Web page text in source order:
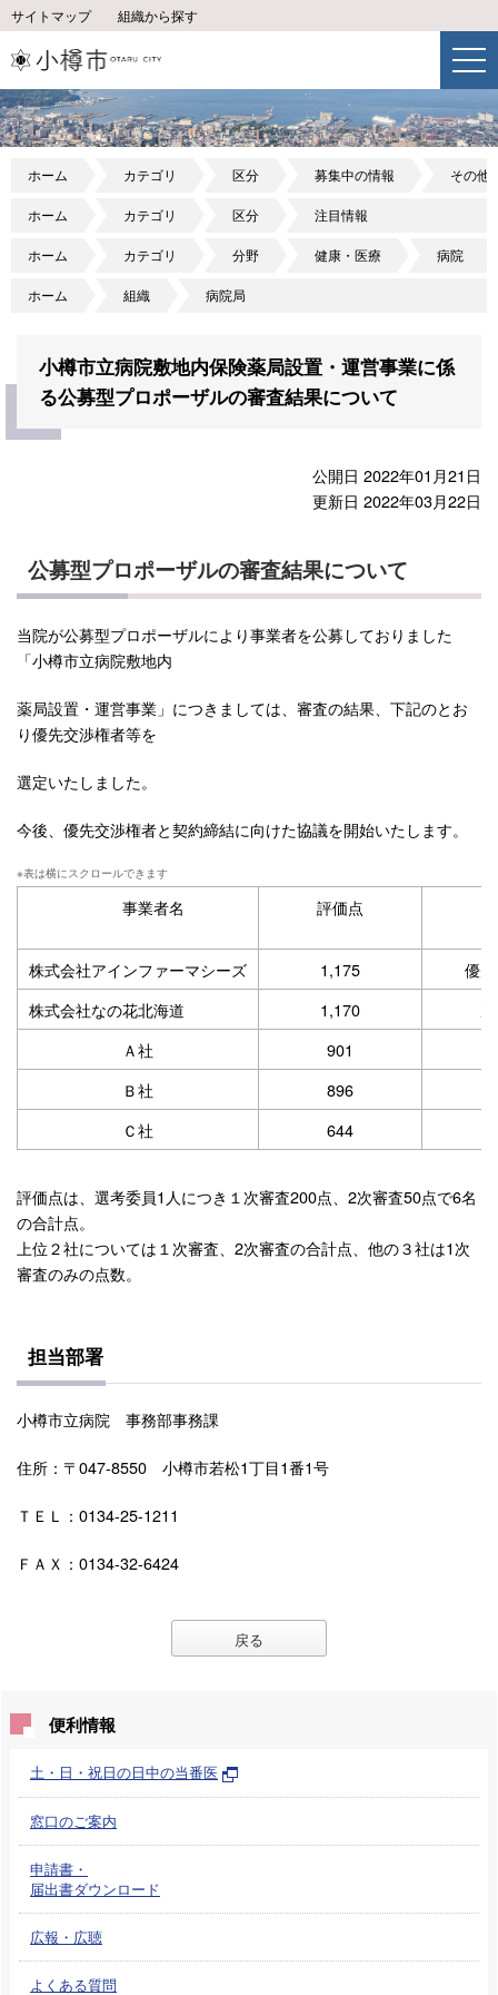
サイトマップ 組織から探す
ホーム カテゴリ 区分 募集中の情報 その他
ホーム カテゴリ 区分 注目情報
ホーム カテゴリ 分野 健康・医療 病院
ホーム 組織 病院局
小樽市立病院敷地内保険薬局設置・運営事業に係
る公募型プロポーザルの審査結果について
公開日 2022年01月21日
更新日 2022年03月22日
公募型プロポーザルの審査結果について
当院が公募型プロポーザルにより事業者を公募しておりました
「小樽市立病院敷地内
薬局設置・運営事業」につきましては、審査の結果、下記のとお
り優先交渉権者等を
選定いたしました。
今後、優先交渉権者と契約締結に向けた協議を開始いたします。
事業者名 評価点
株式会社アインファーマシーズ 1,175
優
株式会社なの花北海道
1,170
Ａ社
901
Ｂ社
896
Ｃ社
644
評価点は、選考委員1人につき１次審査200点、2次審査50点で6名
の合計点。
上位２社については１次審査、2次審査の合計点、他の３社は1次
審査のみの点数。
担当部署
小樽市立病院 事務部事務課
住所：〒047-8550 小樽市若松1丁目1番1号
ＴＥＬ：0134-25-1211
ＦＡＸ：0134-32-6424
戻る
便利情報
土・日・祝日の日中の当番医
窓口のご案内
申請書・
届出書ダウンロード
広報・広聴
よくある質問